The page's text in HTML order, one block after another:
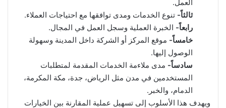
العمل.
ثالثاً- تنوع الخدمات ومدى توافقها مع احتياجات العملاء.
رابعاً- الخبرة العملية وسجل العمل في المجال.
خامساً- موقع المركز أو الشركة داخل المدينة وسهولة
الوصول إليها.
سادساً- مدى ملاءمة الخدمات المقدمة لمتطلبات
المستخدمين في مدن مثل الرياض، جدة، مكة المكرمة،
الدمام، والخبر.
ويهدف هذا الأسلوب إلى تسهيل عملية المقارنة بين الخيارات